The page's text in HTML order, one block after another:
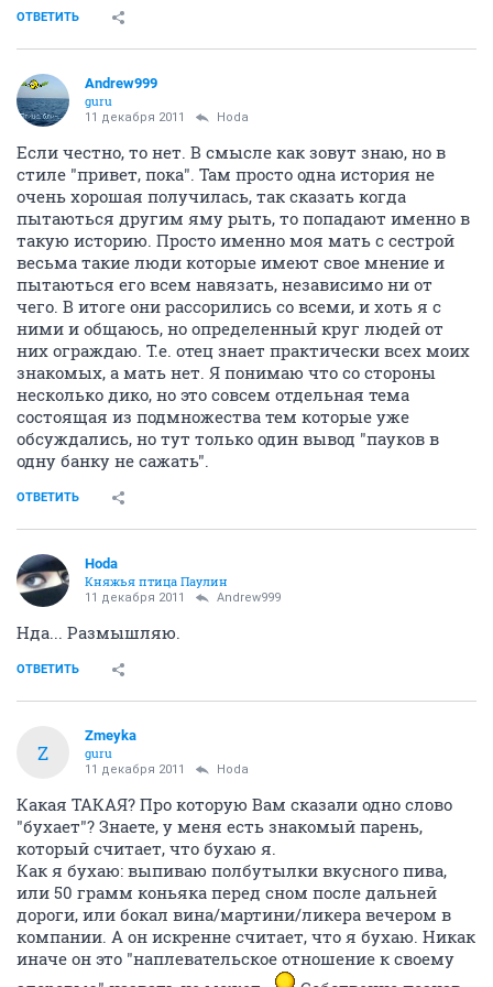
ОТВЕТИТЬ
Andrew999
guru
11 декабря 2011 Hoda
Если честно, то нет. В смысле как зовут знаю, но в
стиле "привет, пока". Там просто одна история не
очень хорошая получилась, так сказать когда
пытаються другим яму рыть, то попадают именно в
такую историю. Просто именно моя мать с сестрой
весьма такие люди которые имеют свое мнение и
пытаються его всем навязать, независимо ни от
чего. В итоге они рассорились со всеми, и хоть я с
ними и общаюсь, но определенный круг людей от
них ограждаю. Т.е. отец знает практически всех моих
знакомых, а мать нет. Я понимаю что со стороны
несколько дико, но это совсем отдельная тема
состоящая из подмножества тем которые уже
обсуждались, но тут только один вывод "пауков в
одну банку не сажать".
ОТВЕТИТЬ
Hoda
Княжья птица Паулин
11 декабря 2011 Andrew999
Нда... Размышляю.
ОТВЕТИТЬ
Z
Zmeyka
guru
11 декабря 2011 Hoda
Какая ТАКАЯ? Про которую Вам сказали одно слово
"бухает"? Знаете, у меня есть знакомый парень,
который считает, что бухаю я.
Как я бухаю: выпиваю полбутылки вкусного пива,
или 50 грамм коньяка перед сном после дальней
дороги, или бокал вина/мартини/ликера вечером в
компании. А он искренне считает, что я бухаю. Никак
иначе он это "наплевательское отношение к своему